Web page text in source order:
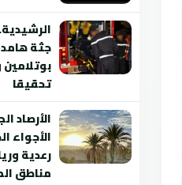
جثة
تحقيقا
الأرصاد
الأجواء
رعدية
مناطق